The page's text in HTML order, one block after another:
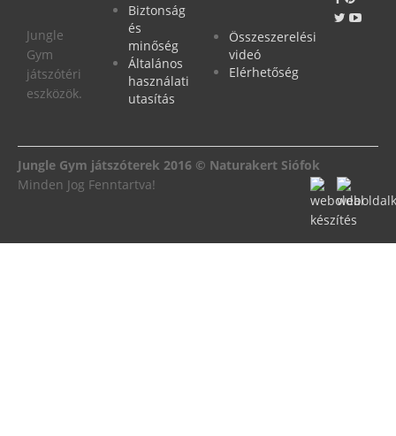
Jungle
Gym
játszótéri
eszközök.
Biztonság
és
minőség
Általános
használati
utasítás
Összeszerelési
videó
Elérhetőség
Jungle Gym játszóterek 2016 © Naturakert Siófok
Minden Jog Fenntartva!